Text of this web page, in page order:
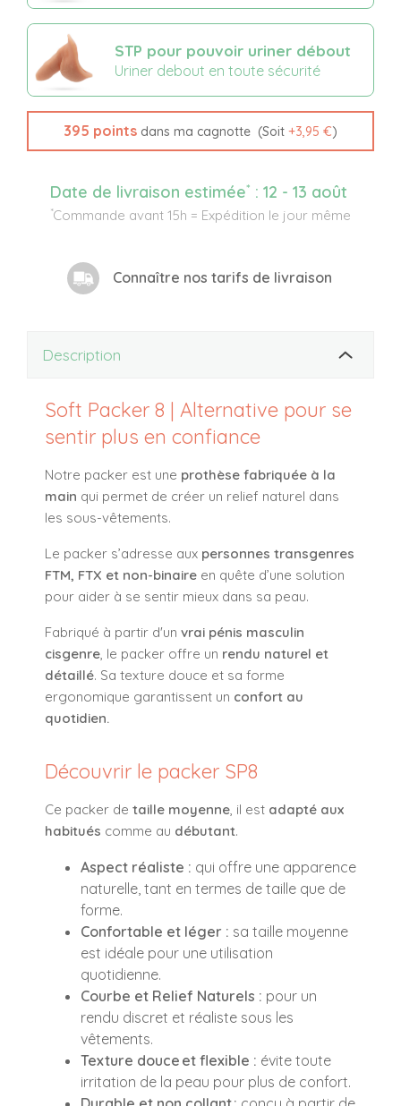
STP pour pouvoir uriner débout
Uriner debout en toute sécurité
395 points dans ma cagnotte (Soit +3,95 €)
Date de livraison estimée* : 12 - 13 août
*Commande avant 15h = Expédition le jour même
Connaître nos tarifs de livraison
Description
Soft Packer 8 | Alternative pour se
sentir plus en confiance
Notre packer est une prothèse fabriquée à la
main qui permet de créer un relief naturel dans
les sous-vêtements.
Le packer s’adresse aux personnes transgenres
FTM, FTX et non-binaire en quête d’une solution
pour aider à se sentir mieux dans sa peau.
Fabriqué à partir d'un vrai pénis masculin
cisgenre, le packer offre un rendu naturel et
détaillé. Sa texture douce et sa forme
ergonomique garantissent un confort au
quotidien.
Découvrir le packer SP8
Ce packer de taille moyenne, il est adapté aux
habitués comme au débutant.
Aspect réaliste : qui offre une apparence
naturelle, tant en termes de taille que de
forme.
Confortable et léger : sa taille moyenne
est idéale pour une utilisation
quotidienne.
Courbe et Relief Naturels : pour un
rendu discret et réaliste sous les
vêtements.
Texture douce et flexible : évite toute
irritation de la peau pour plus de confort.